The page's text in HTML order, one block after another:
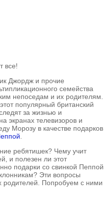
все!
Джордж и прочие
семейства
непоседам и их родителям.
популярный британский
за жизнью и
экранах телевизоров и
Морозу в качестве подарков
ребятишек? Чему учит
и полезен ли этот
подарки со свинкой Пеппой
Эти вопросы
родителей. Попробуем с ними